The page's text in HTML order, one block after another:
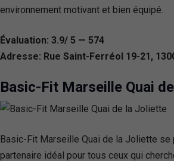
environnement motivant et bien équipé.
Évaluation: 3.9/ 5 — 574
Adresse: Rue Saint-Ferréol 19-21,
Basic-Fit Marseille Quai
Basic-Fit Marseille Quai de la Joliette se
partenaire idéal pour tous ceux qui